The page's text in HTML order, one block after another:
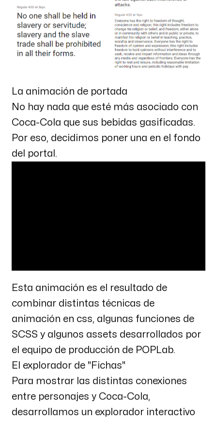
La animación de portada
No hay nada que esté más asociado con
Coca-Cola que sus bebidas gasificadas.
Por eso, decidimos poner una en el fondo
del portal.
Esta animación es el resultado de
combinar distintas técnicas de
animación en css, algunas funciones de
SCSS y algunos assets desarrollados por
el equipo de producción de POPLab.
El explorador de "Fichas"
Para mostrar las distintas conexiones
entre personajes y Coca-Cola,
desarrollamos un explorador interactivo